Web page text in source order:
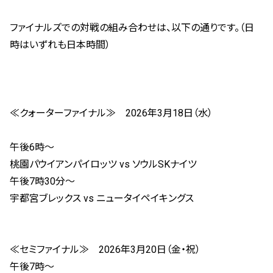
ファイナルズでの対戦の組み合わせは、以下の通りです。（日
時はいずれも日本時間）
≪クォーターファイナル≫ 2026年3月18日（水）
午後6時～
桃園パウイアンパイロッツ vs ソウルSKナイツ
午後7時30分～
宇都宮ブレックス vs ニュータイペイキングス
≪セミファイナル≫ 2026年3月20日（金・祝）
午後7時～